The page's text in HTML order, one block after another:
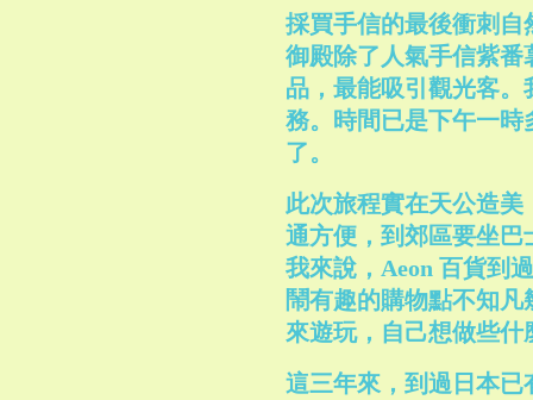
採買手信的最後衝刺
御殿除了人氣手信紫
品，最能吸引觀光客
務。時間已是下午一
了。
此次旅程實在天公造
通方便，到郊區要坐
我來說，Aeon 百貨到
鬧有趣的購物點不知
來遊玩，自己想做些
這三年來，到過日本